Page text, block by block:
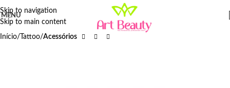
Skip to navigation
Skip to main content
MENU
Início Tattoo Acessórios